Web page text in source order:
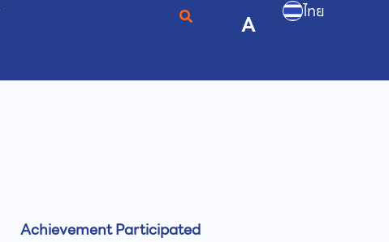
A ไทย
Achievement Participated